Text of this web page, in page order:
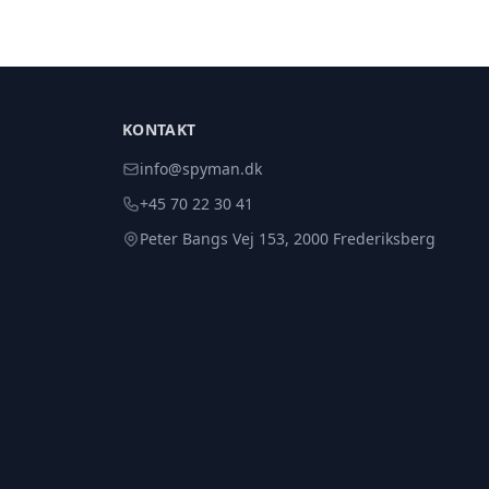
KONTAKT
info@spyman.dk
+45 70 22 30 41
Peter Bangs Vej 153, 2000 Frederiksberg